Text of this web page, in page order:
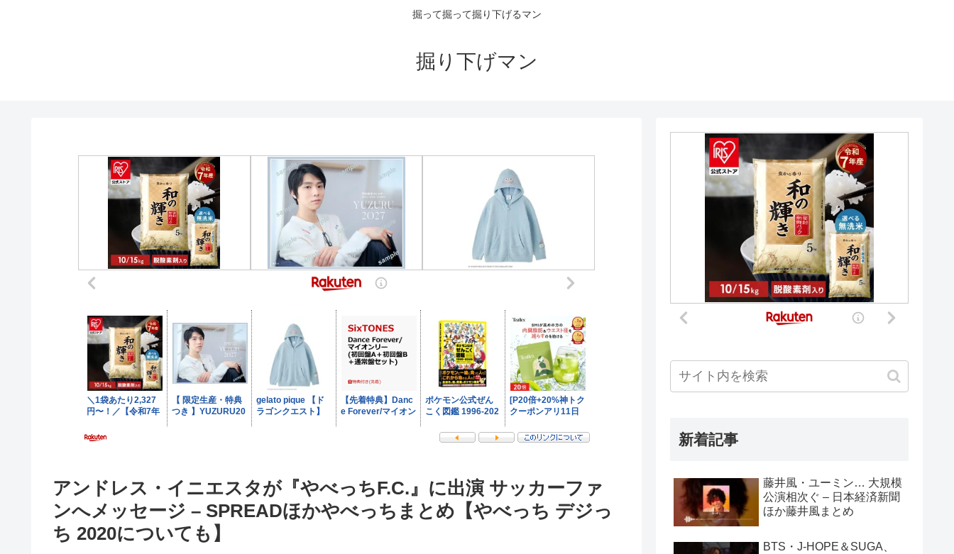
掘って掘って掘り下げるマン
掘り下げマン
アンドレス・イニエスタが『やべっちF.C.』に出演 サッカーファ
ンへメッセージ – SPREADほかやべっちまとめ【やべっち デジっ
ち 2020についても】
新着記事
藤井風・ユーミン… 大規模
公演相次ぐ – 日本経済新聞
ほか藤井風まとめ
BTS・J-HOPE＆SUGA、